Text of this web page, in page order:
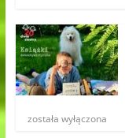
została wyłączona